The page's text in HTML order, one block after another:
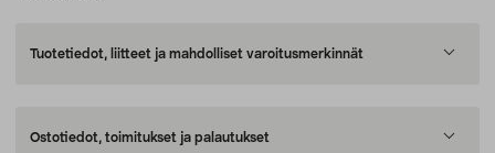
Tuotetiedot, liitteet ja mahdolliset varoitusmerkinnät
Ostotiedot, toimitukset ja palautukset